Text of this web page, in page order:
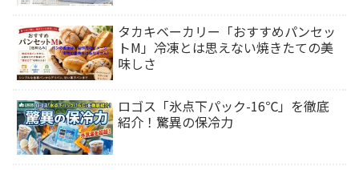
タカキベーカリー「おすすめパンセッ
トM」冷凍とは思えない焼きたての美
味しさ
ロゴス「氷点下パック-16℃」を徹底
紹介！驚異の保冷力